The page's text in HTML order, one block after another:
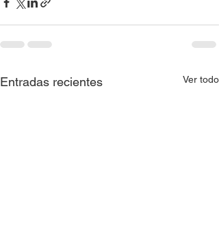
Entradas recientes Ver todo